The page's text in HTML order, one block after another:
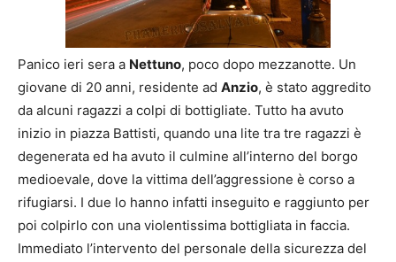
Panico ieri sera a Nettuno, poco dopo mezzanotte. Un
giovane di 20 anni, residente ad Anzio, è stato aggredito
da alcuni ragazzi a colpi di bottigliate. Tutto ha avuto
inizio in piazza Battisti, quando una lite tra tre ragazzi è
degenerata ed ha avuto il culmine all’interno del borgo
medioevale, dove la vittima dell’aggressione è corso a
rifugiarsi. I due lo hanno infatti inseguito e raggiunto per
poi colpirlo con una violentissima bottigliata in faccia.
Immediato l’intervento del personale della sicurezza del